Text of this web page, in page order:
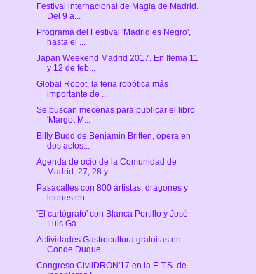
Festival internacional de Magia de Madrid.
Del 9 a...
Programa del Festival 'Madrid es Negro',
hasta el ...
Japan Weekend Madrid 2017. En Ifema 11
y 12 de feb...
Global Robot, la feria robótica más
importante de ...
Se buscan mecenas para publicar el libro
'Margot M...
Billy Budd de Benjamin Britten, ópera en
dos actos...
Agenda de ocio de la Comunidad de
Madrid. 27, 28 y...
Pasacalles con 800 artistas, dragones y
leones en ...
'El cartógrafo' con Blanca Portillo y José
Luis Ga...
Actividades Gastrocultura gratuitas en
Conde Duque...
Congreso CivilDRON'17 en la E.T.S. de